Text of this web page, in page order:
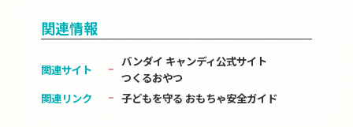
関連情報
関連サイト
バンダイ キャンディ公式サイト
つくるおやつ
関連リンク
子どもを守る おもちゃ安全ガイド